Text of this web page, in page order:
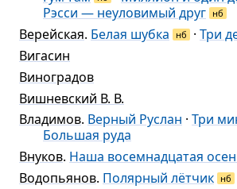
Рэсси — неуловимый друг нб
Верейская. Белая шубка нб · Три
Вигасин
Виноградов
Вишневский В. В.
Владимов. Верный Руслан · Три
Большая руда
Внуков. Наша восемнадцатая
Водопьянов. Полярный лётчик нб